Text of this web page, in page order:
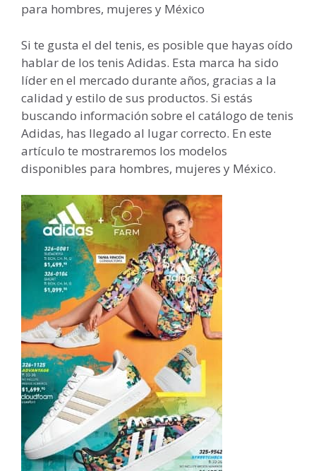
para hombres, mujeres y México
Si te gusta el del tenis, es posible que hayas oído
hablar de los tenis Adidas. Esta marca ha sido
líder en el mercado durante años, gracias a la
calidad y estilo de sus productos. Si estás
buscando información sobre el catálogo de tenis
Adidas, has llegado al lugar correcto. En este
artículo te mostraremos los modelos
disponibles para hombres, mujeres y México.